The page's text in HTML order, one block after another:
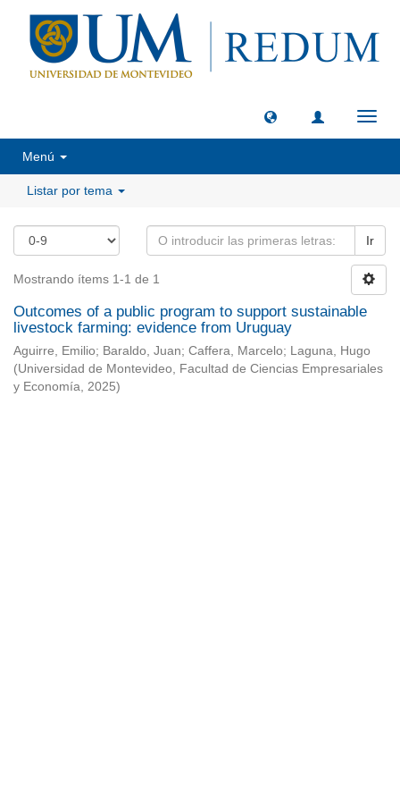
Menú
Listar por tema
Ir
Mostrando ítems 1-1 de 1
Outcomes of a public program to support sustainable
livestock farming: evidence from Uruguay
Aguirre, Emilio; Baraldo, Juan; Caffera, Marcelo; Laguna, Hugo
(Universidad de Montevideo, Facultad de Ciencias Empresariales
y Economía, 2025)